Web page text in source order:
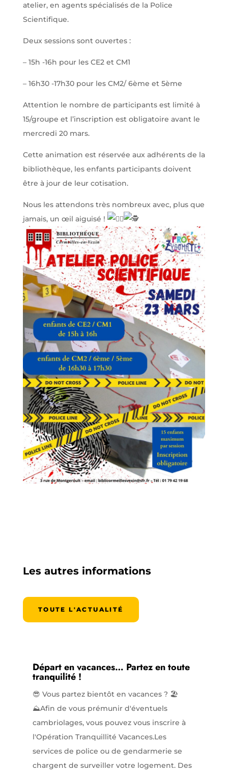
atelier, en agents spécialisés de la Police
Scientifique.
Deux sessions sont ouvertes :
– 15h -16h pour les CE2 et CM1
– 16h30 -17h30 pour les CM2/ 6ème et 5ème
Attention le nombre de participants est limité à
15/groupe et l’inscription est obligatoire avant le
mercredi 20 mars.
Cette animation est réservée aux adhérents de la
bibliothèque, les enfants participants doivent
être à jour de leur cotisation.
Nous les attendons très nombreux avec, plus que
jamais, un œil aiguisé !
Les autres informations
TOUTE L'ACTUALITÉ
Départ en vacances… Partez en toute
tranquilité !
😎 Vous partez bientôt en vacances ? 🏖️
⛰️Afin de vous prémunir d'éventuels
cambriolages, vous pouvez vous inscrire à
l'Opération Tranquillité Vacances.Les
services de police ou de gendarmerie se
chargent de surveiller votre logement. Des